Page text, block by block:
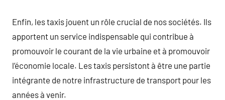
Enfin, les taxis jouent un rôle crucial de nos sociétés. Ils
apportent un service indispensable qui contribue à
promouvoir le courant de la vie urbaine et à promouvoir
l’économie locale. Les taxis persistont à être une partie
intégrante de notre infrastructure de transport pour les
années à venir.